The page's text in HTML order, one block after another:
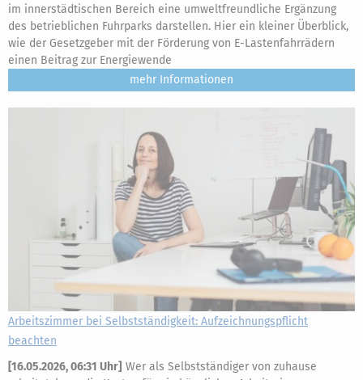
im innerstädtischen Bereich eine umweltfreundliche Ergänzung
des betrieblichen Fuhrparks darstellen. Hier ein kleiner Überblick,
wie der Gesetzgeber mit der Förderung von E-Lastenfahrrädern
einen Beitrag zur Energiewende
mehr
Arbeitszimmer bei Selbstständigkeit: Aufzeichnungspflicht
beachten
[16.05.2026, 06:31 Uhr] Wer als Selbstständiger von zuhause